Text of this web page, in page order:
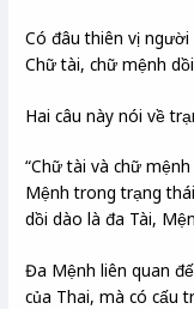
Có đâu thiên vị người
Chữ tài, chữ mệnh
Hai câu này nói về
“Chữ tài và chữ
Mệnh trong trạng
dồi dào là đa Tài,
Đa Mệnh liên quan
của Thai, mà có cấu